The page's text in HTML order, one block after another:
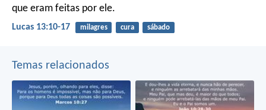
que eram feitas por ele.
Lucas 13:10-17 milagres cura sábado
Temas relacionados